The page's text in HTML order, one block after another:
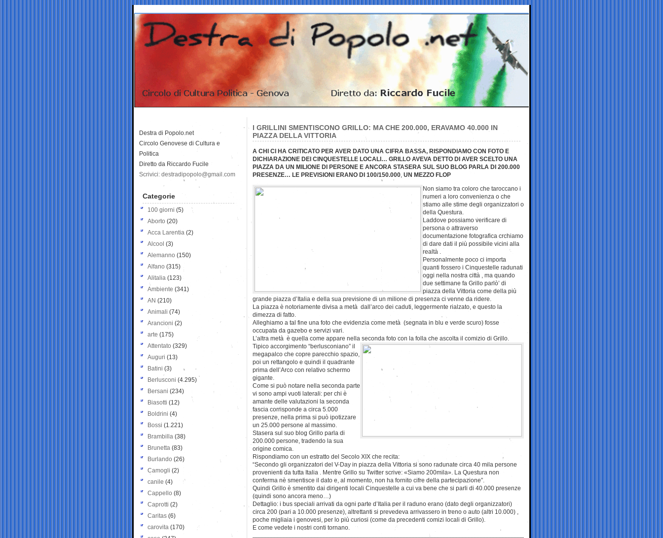
I GRILLINI SMENTISCONO GRILLO: MA CHE 200.000, ERAVAMO 40.000 IN
PIAZZA DELLA VITTORIA
A CHI CI HA CRITICATO PER AVER DATO UNA CIFRA BASSA, RISPONDIAMO CON FOTO E
DICHIARAZIONE DEI CINQUESTELLE LOCALI… GRILLO AVEVA DETTO DI AVER SCELTO UNA
PIAZZA DA UN MILIONE DI PERSONE E ANCORA STASERA SUL SUO BLOG PARLA DI 200.000
PRESENZE… LE PREVISIONI ERANO DI 100/150.000, UN MEZZO FLOP
Non siamo tra coloro che taroccano i
numeri a loro convenienza o che
stiamo alle stime degli organizzatori o
della Questura.
Laddove possiamo verificare di
persona o attraverso
documentazione fotografica crchiamo
di dare dati il più possibile vicini alla
realtà .
Personalmente poco ci importa
quanti fossero i Cinquestelle radunati
oggi nella nostra città , ma quando
due settimane fa Grillo parlò’ di
piazza della Vittoria come della più
grande piazza d’Italia e della sua previsione di un milione di presenza ci venne da ridere.
La piazza è notoriamente divisa a metà dall’arco dei caduti, leggermente rialzato, e questo la
dimezza di fatto.
Alleghiamo a tal fine una foto che evidenzia come metà (segnata in blu e verde scuro) fosse
occupata da gazebo e servizi vari.
L’altra metà è quella come appare nella seconda foto con la folla che ascolta il comizio di Grillo.
Tipico accorgimento “berlusconiano” il
megapalco che copre parecchio spazio,
poi un rettangolo e quindi il quadrante
prima dell’Arco con relativo schermo
gigante.
Come si può notare nella seconda parte
vi sono ampi vuoti laterali: per chi è
amante delle valutazioni la seconda
fascia corrisponde a circa 5.000
presenze, nella prima si può ipotizzare
un 25.000 persone al massimo.
Stasera sul suo blog Grillo parla di
200.000 persone, tradendo la sua
origine comica.
Rispondiamo con un estratto del Secolo XIX che recita:
“Secondo gli organizzatori del V-Day in piazza della Vittoria si sono radunate circa 40 mila persone
provenienti da tutta Italia . Mentre Grillo su Twitter scrive: «Siamo 200mila». La Questura non
conferma nè smentisce il dato e, al momento, non ha fornito cifre della partecipazione”.
Quindi Grillo è smentito dai dirigenti locali Cinquestelle a cui va bene che si parli di 40.000 presenze
(quindi sono ancora meno…)
Dettaglio: i bus speciali arrivati da ogni parte d’Italia per il raduno erano (dato degli organizzatori)
circa 200 (pari a 10.000 presenze), altrettanti si prevedeva arrivassero in treno o auto (altri 10.000) ,
poche migliaia i genovesi, per lo più curiosi (come da precedenti comizi locali di Grillo).
E come vedete i nostri conti tornano.
Destra di Popolo.net
Circolo Genovese di Cultura e
Politica
Diretto da Riccardo Fucile
Scrivici: destradipopolo@gmail.com
Categorie
100 giorni (5)
Aborto (20)
Acca Larentia (2)
Alcool (3)
Alemanno (150)
Alfano (315)
Alitalia (123)
Ambiente (341)
AN (210)
Animali (74)
Arancioni (2)
arte (175)
Attentato (329)
Auguri (13)
Batini (3)
Berlusconi (4.295)
Bersani (234)
Biasotti (12)
Boldrini (4)
Bossi (1.221)
Brambilla (38)
Brunetta (83)
Burlando (26)
Camogli (2)
canile (4)
Cappello (8)
Caprotti (2)
Caritas (6)
carovita (170)